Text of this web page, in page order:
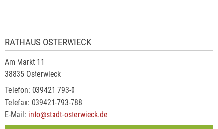
RATHAUS OSTERWIECK
Am Markt 11
38835 Osterwieck
Telefon: 039421 793-0
Telefax: 039421-793-788
E-Mail: info@stadt-osterwieck.de